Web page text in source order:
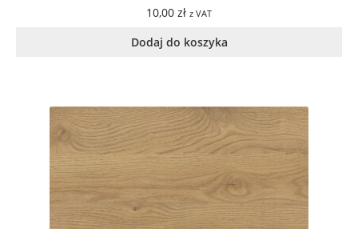
10,00 zł z VAT
Dodaj do koszyka